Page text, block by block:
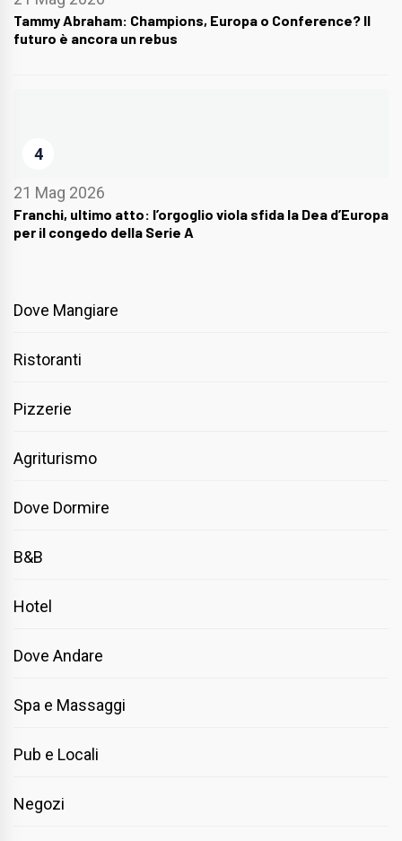
Tammy Abraham: Champions, Europa o Conference? Il
futuro è ancora un rebus
4
21 Mag 2026
Franchi, ultimo atto: l’orgoglio viola sfida la Dea d’Europa
per il congedo della Serie A
Dove Mangiare
Ristoranti
Pizzerie
Agriturismo
Dove Dormire
B&B
Hotel
Dove Andare
Spa e Massaggi
Pub e Locali
Negozi